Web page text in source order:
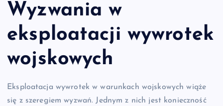
Wyzwania w
eksploatacji wywrotek
wojskowych
Eksploatacja wywrotek w warunkach wojskowych wiąże
się z szeregiem wyzwań. Jednym z nich jest konieczność